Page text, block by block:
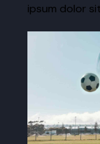
ipsum dolor